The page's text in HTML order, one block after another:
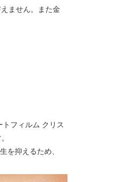
ません。また金
フィルム クリス
を抑えるため、